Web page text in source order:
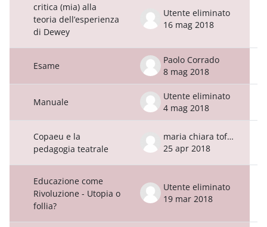
critica (mia) alla
teoria dell’esperienza
di Dewey
Utente eliminato
16 mag 2018
Esame
Paolo Corrado
8 mag 2018
Manuale
Utente eliminato
4 mag 2018
Copaeu e la
pedagogia teatrale
maria chiara tofone
25 apr 2018
Educazione come
Rivoluzione - Utopia o
follia?
Utente eliminato
19 mar 2018